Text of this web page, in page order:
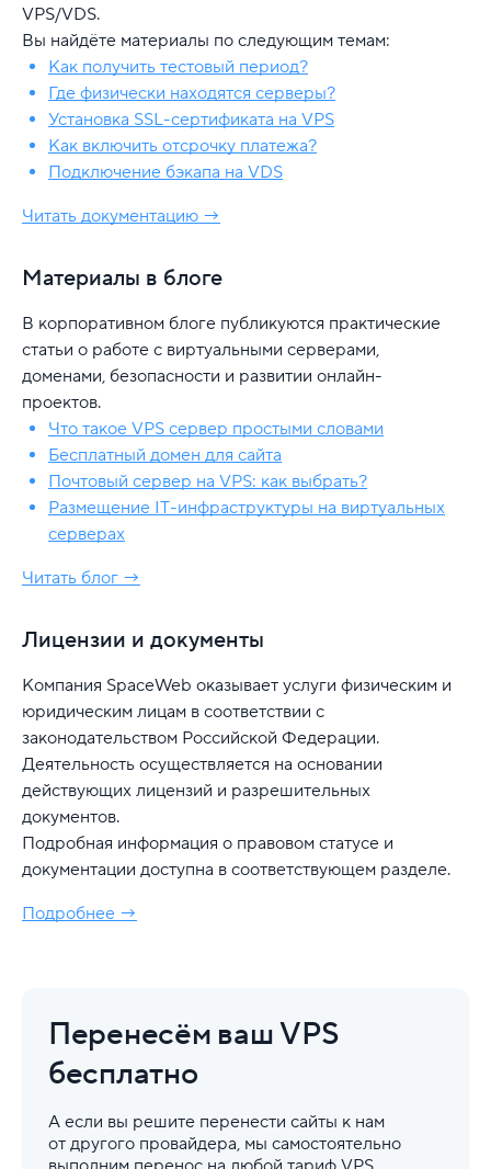
VPS/VDS.
Вы найдёте материалы по следующим темам:
Как получить тестовый период?
Где физически находятся серверы?
Установка SSL-сертификата на VPS
Как включить отсрочку платежа?
Подключение бэкапа на VDS
Читать документацию →
Материалы в блоге
В корпоративном блоге публикуются практические
статьи о работе с виртуальными серверами,
доменами, безопасности и развитии онлайн-
проектов.
Что такое VPS сервер простыми словами
Бесплатный домен для сайта
Почтовый сервер на VPS: как выбрать?
Размещение IT-инфраструктуры на виртуальных
серверах
Читать блог →
Лицензии и документы
Компания SpaceWeb оказывает услуги физическим и
юридическим лицам в соответствии с
законодательством Российской Федерации.
Деятельность осуществляется на основании
действующих лицензий и разрешительных
документов.
Подробная информация о правовом статусе и
документации доступна в соответствующем разделе.
Подробнее →
Перенесём ваш VPS
бесплатно
А если вы решите перенести сайты к нам
от другого провайдера, мы самостоятельно